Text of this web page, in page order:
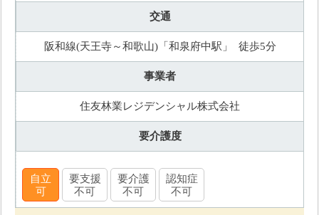
交通
阪和線(天王寺～和歌山)「和泉府中駅」 徒歩5分
事業者
住友林業レジデンシャル株式会社
要介護度
自立
可
要支援
不可
要介護
不可
認知症
不可